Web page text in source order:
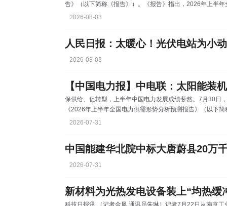
告》（以下简称《报告》）。《报告》指出，2026年上半
电力系统安全稳定运行，电力供应结构持续绿色低碳转型
2026-08-03
人民日报：太暖心！光伏电站为小
2026-08-03
【中国电力报】中电联：太阳能装
保供给、促转型，上半年中国电力发展成绩斐然。7月30日
《2026年上半年全国电力供需形势分析预测报告》（以下
新动能用电量快速增长，非化石能源发电装机占比不断提
2026-07-31
2026-07-31
新材料为光热发电设备装上“均热缓
科技日报讯 （记者金凤 通讯员朱琳）记者7月22日从南京